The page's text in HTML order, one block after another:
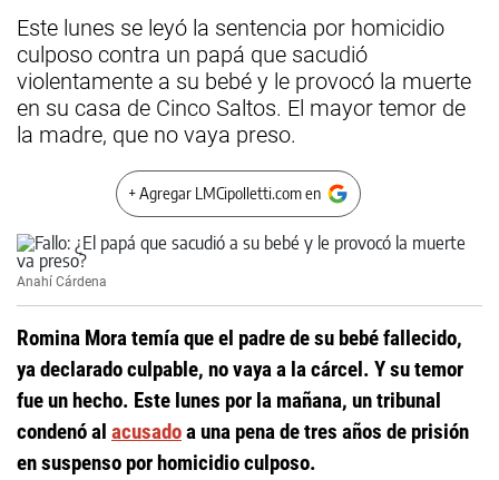
Este lunes se leyó la sentencia por homicidio
culposo contra un papá que sacudió
violentamente a su bebé y le provocó la muerte
en su casa de Cinco Saltos. El mayor temor de
la madre, que no vaya preso.
+ Agregar LMCipolletti.com en
Anahí Cárdena
Romina Mora temía que el padre de su bebé fallecido,
ya declarado culpable, no vaya a la cárcel. Y su temor
fue un hecho. Este lunes por la mañana, un tribunal
condenó al acusadoa una pena de tres años de prisión
en suspenso por homicidio culposo.